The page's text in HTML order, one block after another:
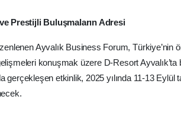
Prestijli Buluşmaların Adresi
Ayvalık Business Forum, Türkiye’nin
konuşmak üzere D-Resort Ayvalık’ta
gerçekleşen etkinlik, 2025 yılında 11-13